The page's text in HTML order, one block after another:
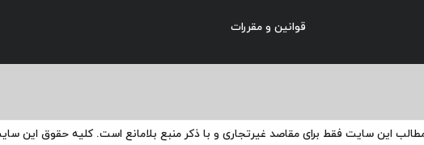
قوانین و مقررات
مطالب این سایت فقط برای مقاصد غیرتجاری و با ذکر منبع بلامانع است. کلیه حقوق این